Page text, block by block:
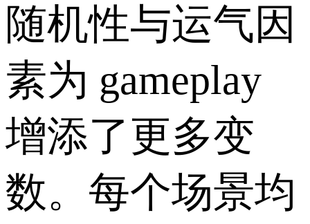
随机性与运气因
素为 gameplay
增添了更多变
数。每个场景均